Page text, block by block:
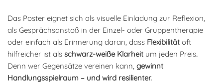
Das Poster eignet sich als visuelle Einladung zur Reflexion,
als Gesprächsanstoß in der Einzel- oder Gruppentherapie
oder einfach als Erinnerung daran, dass Flexibilitätoft
hilfreicher ist als schwarz-weiße Klarheitum jeden Preis.
Denn wer Gegensätze vereinen kann, gewinnt
Handlungsspielraum – und wird resilienter.